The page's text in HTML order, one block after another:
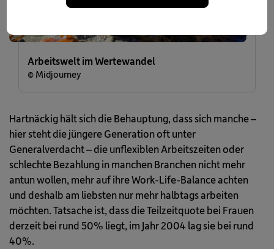
Arbeitswelt im Wertewandel
© Midjourney
Hartnäckig hält sich die Behauptung, dass sich manche –
hier steht die jüngere Generation oft unter
Generalverdacht – die unflexiblen Arbeitszeiten oder
schlechte Bezahlung in manchen Branchen nicht mehr
antun wollen, mehr auf ihre Work-Life-Balance achten
und deshalb am liebsten nur mehr halbtags arbeiten
möchten. Tatsache ist, dass die Teilzeitquote bei Frauen
derzeit bei rund 50% liegt, im Jahr 2004 lag sie bei rund
40%.